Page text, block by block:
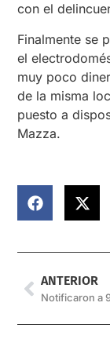
con el
Finalmente se
el
muy poco
de la misma
puesto a
Mazza.
ANTERIOR